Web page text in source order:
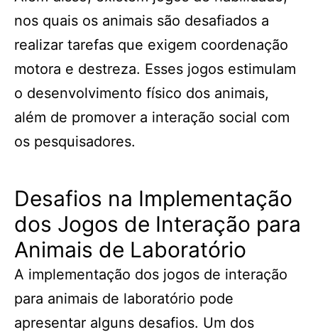
nos quais os animais são desafiados a
realizar tarefas que exigem coordenação
motora e destreza. Esses jogos estimulam
o desenvolvimento físico dos animais,
além de promover a interação social com
os pesquisadores.
Desafios na Implementação
dos Jogos de Interação para
Animais de Laboratório
A implementação dos jogos de interação
para animais de laboratório pode
apresentar alguns desafios. Um dos